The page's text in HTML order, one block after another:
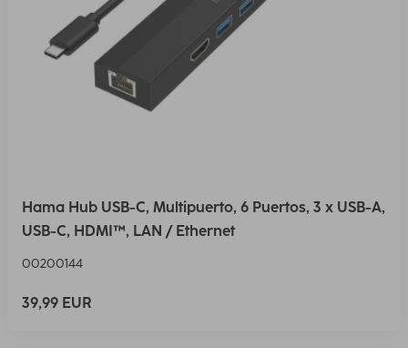
Hama Hub USB-C, Multipuerto, 6 Puertos, 3 x USB-A,
USB-C, HDMI™, LAN / Ethernet
00200144
39,99 EUR